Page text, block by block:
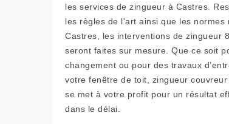
les services de zingueur à Castres.
les règles de l'art ainsi que les normes
Castres, les interventions de zingueur
seront faites sur mesure. Que ce soit
changement ou pour des travaux
votre fenêtre de toit, zingueur
se met à votre profit pour un résultat
dans le délai.